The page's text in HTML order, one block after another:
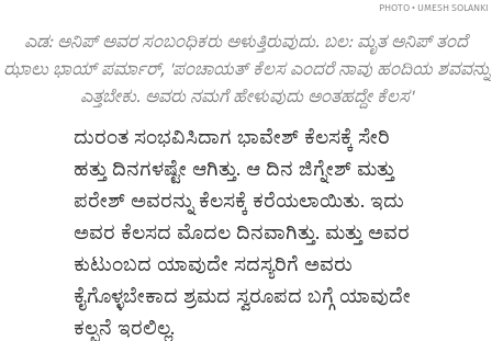
PHOTO • UMESH SOLANKI
ಎಡ: ಅನಿಪ್ ಅವರ ಸಂಬಂಧಿಕರು ಅಳುತ್ತಿರುವುದು. ಬಲ: ಮೃತ ಅನಿಪ್ ತಂದೆ
ಝಾಲು ಭಾಯ್ ಪರ್ಮಾರ್, 'ಪಂಚಾಯತ್ ಕೆಲಸ ಎಂದರೆ ನಾವು ಹಂದಿಯ ಶವವನ್ನು
ಎತ್ತಬೇಕು. ಅವರು ನಮಗೆ ಹೇಳುವುದು ಅಂತಹದ್ದೇ ಕೆಲಸ'
ದುರಂತ ಸಂಭವಿಸಿದಾಗ ಭಾವೇಶ್‌ ಕೆಲಸಕ್ಕೆ ಸೇರಿ
ಹತ್ತು ದಿನಗಳಷ್ಟೇ ಆಗಿತ್ತು. ಆ ದಿನ ಜಿಗ್ನೇಶ್ ಮತ್ತು
ಪರೇಶ್ ಅವರನ್ನು ಕೆಲಸಕ್ಕೆ ಕರೆಯಲಾಯಿತು. ಇದು
ಅವರ ಕೆಲಸದ ಮೊದಲ ದಿನವಾಗಿತ್ತು. ಮತ್ತು ಅವರ
ಕುಟುಂಬದ ಯಾವುದೇ ಸದಸ್ಯರಿಗೆ ಅವರು
ಕೈಗೊಳ್ಳಬೇಕಾದ ಶ್ರಮದ ಸ್ವರೂಪದ ಬಗ್ಗೆ ಯಾವುದೇ
ಕಲ್ಪನೆ ಇರಲಿಲ್ಲ.